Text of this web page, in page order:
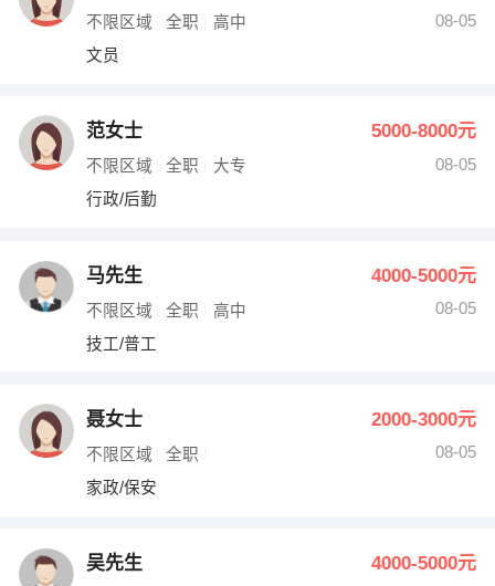
不限区域 全职 高中
08-05
文员
范女士 5000-8000元
不限区域 全职 大专
08-05
行政/后勤
马先生 4000-5000元
不限区域 全职 高中
08-05
技工/普工
聂女士 2000-3000元
不限区域 全职
08-05
家政/保安
吴先生 4000-5000元